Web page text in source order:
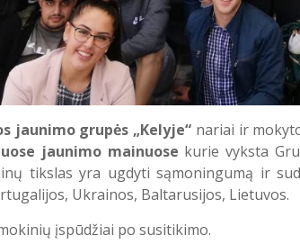
jaunimo grupės „Kelyje“ nariai ir
jaunimo mainuose kurie vyksta
tikslas yra ugdyti sąmoningumą ir
Ukrainos, Baltarusijos, Lietuvos.
įspūdžiai po susitikimo.